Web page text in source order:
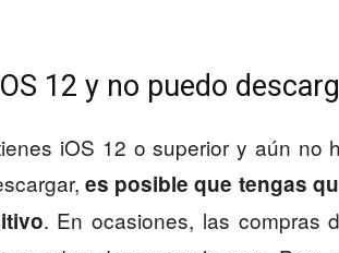
12 y no puedo
iOS 12 o superior y aún no
es posible que tengas
. En ocasiones, las compras